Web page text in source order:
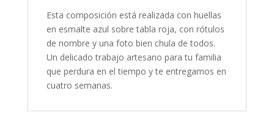
Esta composición está realizada con huellas
en esmalte azul sobre tabla roja, con rótulos
de nombre y una foto bien chula de todos.
Un delicado trabajo artesano para tu familia
que perdura en el tiempo y te entregamos en
cuatro semanas.